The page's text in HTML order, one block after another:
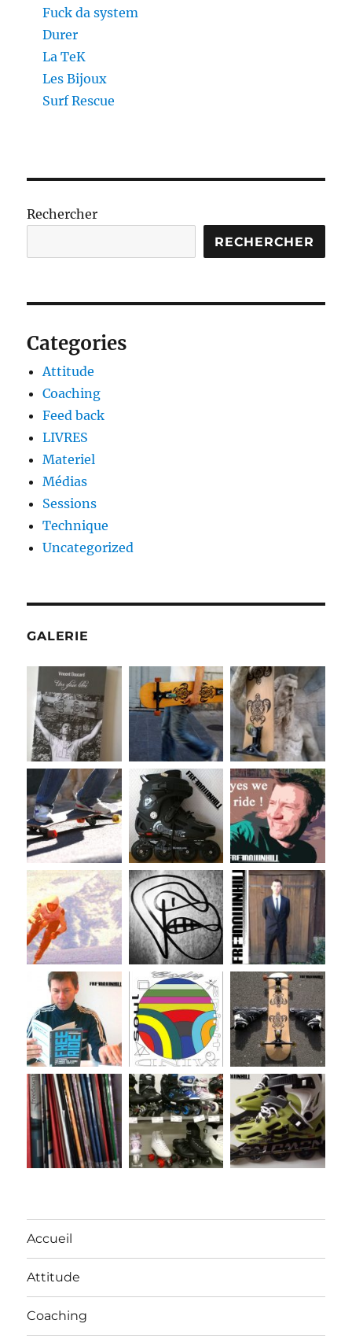
Fuck da system
Durer
La TeK
Les Bijoux
Surf Rescue
Rechercher
RECHERCHER
Categories
Attitude
Coaching
Feed back
LIVRES
Materiel
Médias
Sessions
Technique
Uncategorized
GALERIE
Accueil
Attitude
Coaching